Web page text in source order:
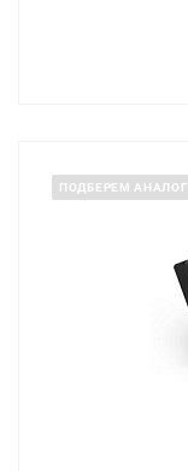
ПОДБЕРЕМ АНАЛОГ